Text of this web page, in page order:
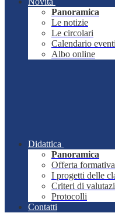
Panoramica
Le notizie
Le circolari
Calendario eventi
Albo online
Didattica
Panoramica
Offerta formativa
I progetti delle
Criteri di
Protocolli
Contatti